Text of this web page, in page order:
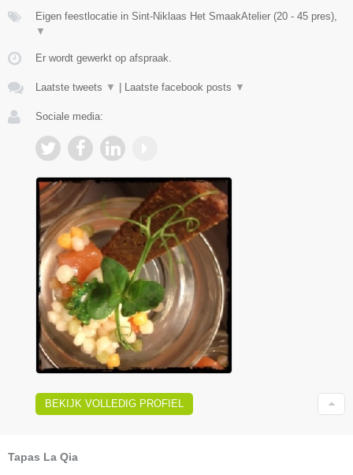
Eigen feestlocatie in Sint-Niklaas Het SmaakAtelier (20 - 45 pres),
▼
Er wordt gewerkt op afspraak.
Laatste tweets ▼ | Laatste facebook posts ▼
Sociale media:
BEKIJK VOLLEDIG PROFIEL
Tapas La Qia